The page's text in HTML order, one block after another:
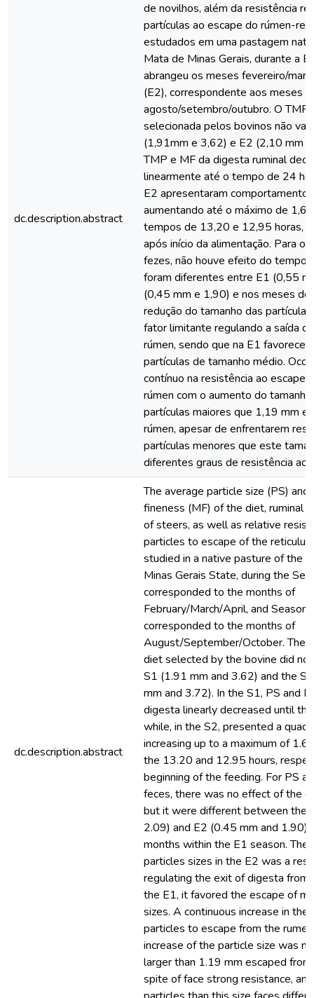
dc.description.abstract
de novilhos, além da resistência
partículas ao escape do rúmen-
estudados em uma pastagem
Mata de Minas Gerais, durante a
abrangeu os meses fevereiro/
(E2), correspondente aos meses
agosto/setembro/outubro. O TMP
selecionada pelos bovinos não
(1,91mm e 3,62) e E2 (2,10 mm
TMP e MF da digesta ruminal
linearmente até o tempo de 24
E2 apresentaram comportamento
aumentando até o máximo de
tempos de 13,20 e 12,95 horas,
após início da alimentação. Para o
fezes, não houve efeito do tempo
foram diferentes entre E1 (0,55
(0,45 mm e 1,90) e nos meses
redução do tamanho das
fator limitante regulando a saída
rúmen, sendo que na E1
partículas de tamanho médio.
contínuo na resistência ao escape
rúmen com o aumento do
partículas maiores que 1,19 mm
rúmen, apesar de enfrentarem
partículas menores que este
diferentes graus de resistência ao
dc.description.abstract
The average particle size (PS)
fineness (MF) of the diet, ruminal
of steers, as well as relative
particles to escape of the
studied in a native pasture of the
Minas Gerais State, during the
corresponded to the months of
February/March/April, and Season
corresponded to the months of
August/September/October. The
diet selected by the bovine did
S1 (1.91 mm and 3.62) and the
mm and 3.72). In the S1, PS and
digesta linearly decreased until
while, in the S2, presented a
increasing up to a maximum of
the 13.20 and 12.95 hours,
beginning of the feeding. For PS
feces, there was no effect of the
but it were different between the
2.09) and E2 (0.45 mm and 1.90)
months within the E1 season. The
particles sizes in the E2 was a
regulating the exit of digesta from
the E1, it favored the escape of
sizes. A continuous increase in
particles to escape from the
increase of the particle size was
larger than 1.19 mm escaped from
spite of face strong resistance,